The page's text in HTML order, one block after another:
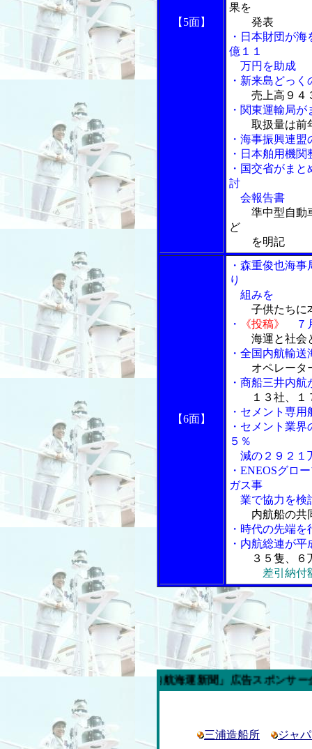
【5面】
果を
発表
・日本財団が
億１１
万円を助成
・新来島どっ
売上高９４
・関東運輸局
取扱量は前
・海事振興連
・日本舶用機
・国交省がま
討
会報告書
準中型自動
ど
を明記
【6面】
・森重俊也海
り
組みを
子供たちに
・
《投稿》
７
海運と社会
・全国内航輸
オペレータ
・商船三井内
１３社、１
・セメント専
・セメント業
５％
減の２９２１
・ENEOSグロ
ガス事
業で協力を検
内航船の共
・時代の先端
・内航総連が
３５隻、
差引納付
今週の「内航海運新聞」広告スポンサー企業
三浦造船所 ジャ